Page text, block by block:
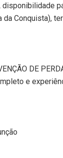
da Conquista),
DE
e